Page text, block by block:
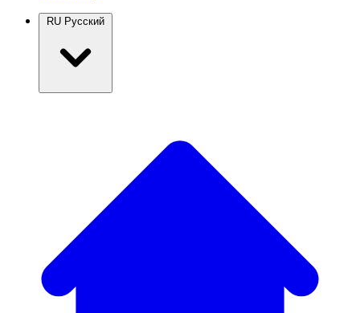
RU Русский